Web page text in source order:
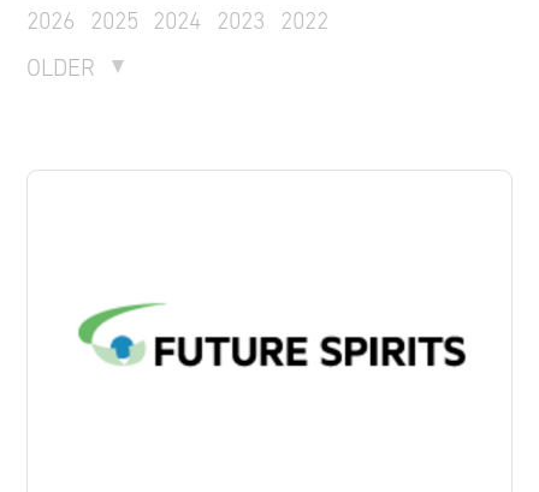
2026 2025 2024 2023
2022
OLDER